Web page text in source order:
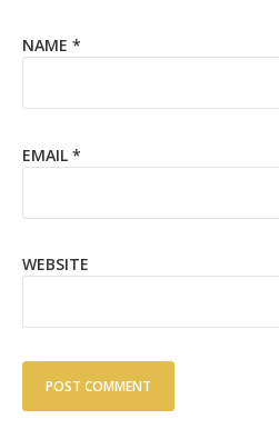
NAME *
EMAIL *
WEBSITE